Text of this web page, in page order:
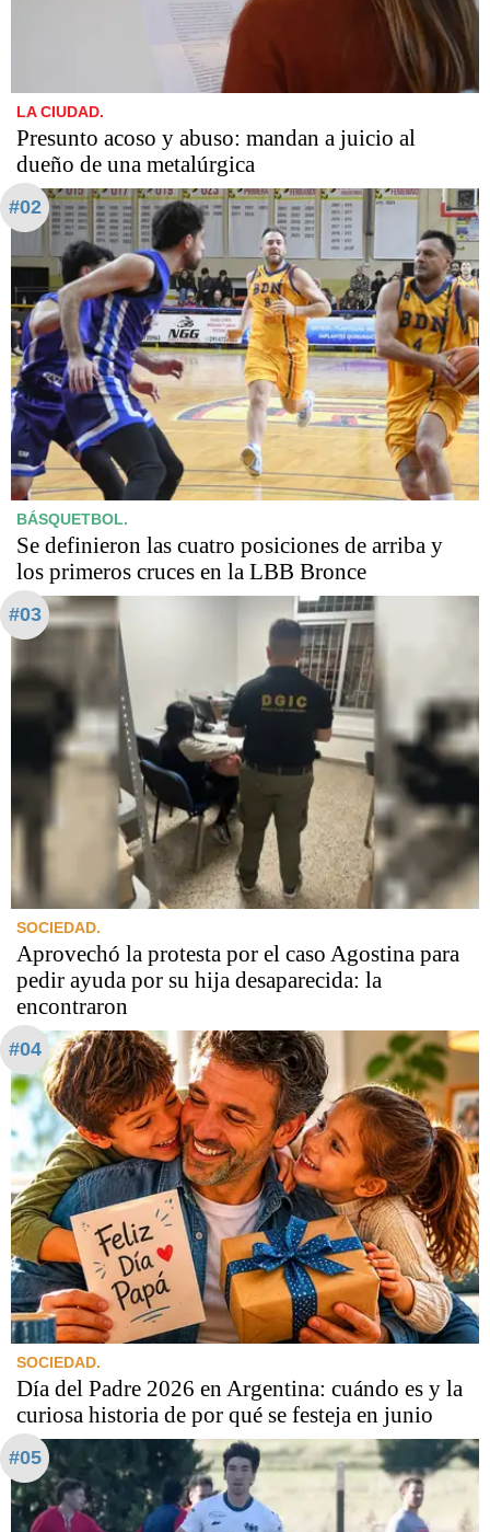
LA CIUDAD.
Presunto acoso y abuso: mandan a juicio al
dueño de una metalúrgica
#02
BÁSQUETBOL.
Se definieron las cuatro posiciones de arriba y
los primeros cruces en la LBB Bronce
#03
SOCIEDAD.
Aprovechó la protesta por el caso Agostina para
pedir ayuda por su hija desaparecida: la
encontraron
#04
SOCIEDAD.
Día del Padre 2026 en Argentina: cuándo es y la
curiosa historia de por qué se festeja en junio
#05